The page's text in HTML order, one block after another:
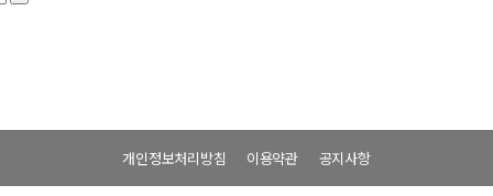
개인정보처리방침 이용약관 공지사항